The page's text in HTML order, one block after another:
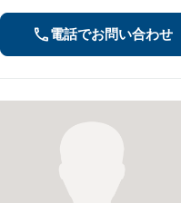
電話でお問い合わせ